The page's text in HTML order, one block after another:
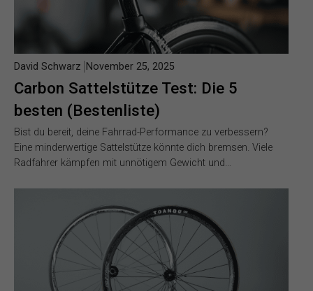
Carbon Sattelstütze Test: Die 5
besten (Bestenliste)
David Schwarz November 25, 2025
Bist du bereit, deine Fahrrad-Performance zu verbessern?
Eine minderwertige Sattelstütze könnte dich bremsen. Viele
Radfahrer kämpfen mit unnötigem Gewicht und…